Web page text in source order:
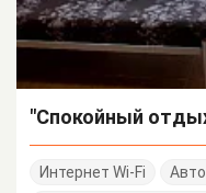
"Спокойный
Интернет Wi-Fi